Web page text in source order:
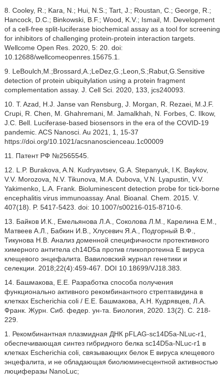
8. Cooley, R.; Kara, N.; Hui, N.S.; Tart, J.; Roustan, C.; George, R.;
Hancock, D.C.; Binkowski, B.F.; Wood, K.V.; Ismail, M. Development
of a cell-free split-luciferase biochemical assay as a tool for screening
for inhibitors of challenging protein-protein interaction targets.
Wellcome Open Res. 2020, 5: 20. doi:
10.12688/wellcomeopenres.15675.1.
9. LeBoulch,M.;Brossard,A.;LeDez,G.;Leon,S.;Rabut,G.Sensitive
detection of protein ubiquitylation using a protein fragment
complementation assay. J. Cell Sci. 2020, 133, jcs240093.
10. T. Azad, H.J. Janse van Rensburg, J. Morgan, R. Rezaei, M.J.F.
Crupi, R. Chen, M. Ghahremani, M. Jamalkhah, N. Forbes, C. Ilkow,
J.C. Bell. Luciferase-based biosensors in the era of the COVID-19
pandemic. ACS Nanosci. Au 2021, 1, 15-37
https://doi.org/10.1021/acsnanoscienceau.1c00009
11. Патент РФ №2565545.
12. L.P. Burakova, A.N. Kudryavtsev, G.A. Stepanyuk, I.K. Baykov,
V.V. Morozova, N.V. Tikunova, M.A. Dubova, V.N. Lyapustin, V.V.
Yakimenko, L.A. Frank. Bioluminescent detection probe for tick-borne
encephalitis virus immunoassay. Anal. Bioanal. Chem. 2015. V.
407(18). P. 5417-5423. doi: 10.1007/s00216-015-8710-6.
13. Байков И.К., Емельянова Л.А., Соколова Л.М., Карелина Е.М.,
Матвеев А.Л., Бабкин И.В., Хлусевич Я.А., Подгорный В.Ф.,
Тикунова Н.В. Анализ доменной специфичности протективного
химерного антитела ch14D5a против гликопротеина Е вируса
клещевого энцефалита. Вавиловский журнал генетики и
селекции. 2018;22(4):459-467. DOI 10.18699/VJ18.383.
14. Башмакова, Е.Е. Разработка способа получения
функционально активного рекомбинантного стрептавидина в
клетках Escherichia coli / Е.Е. Башмакова, А.Н. Кудрявцев, Л.А.
Франк. Журн. Сиб. федер. ун-та. Биология, 2020. 13(2). С. 218-
229.
1. Рекомбинантная плазмидная ДНК pFLAG-sc14D5a-NLuc-r1,
обеспечивающая синтез гибридного белка sc14D5a-NLuc-r1 в
клетках Escherichia coli, связывающих белок Е вируса клещевого
энцефалита, и не обладающая биолюминесцентной активностью
люциферазы NanoLuc;